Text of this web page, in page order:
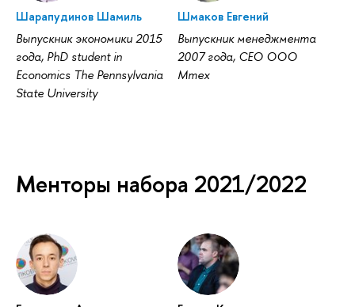
Шарапудинов Шамиль
Выпускник экономики 2015
года, PhD student in
Economics The Pennsylvania
State University
Шмаков Евгений
Выпускник менеджмента
2007 года, СЕО ООО
Мтех
Менторы набора 2021/2022